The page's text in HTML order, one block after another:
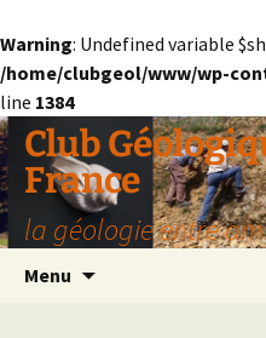
Warning: Undefined variable
/home/clubgeol/www/wp-
line 1384
Aller
au
contenu
Club
France
la géologie entre
Menu